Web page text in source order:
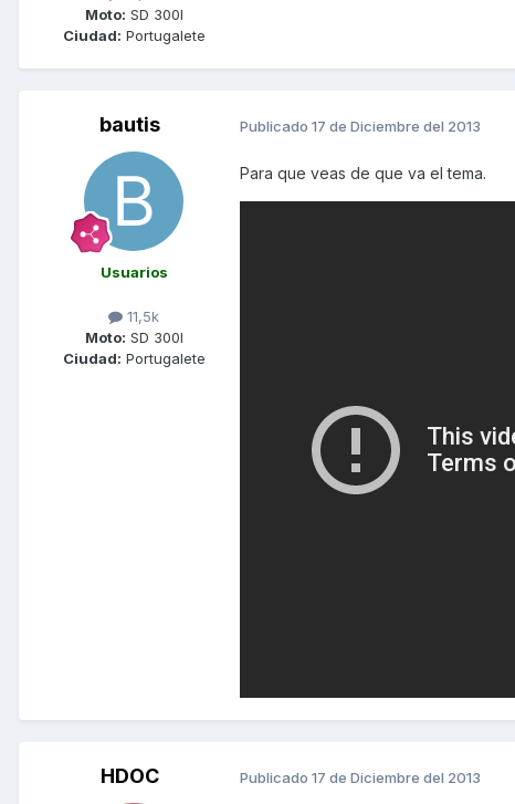
Moto: SD 300I
Ciudad: Portugalete
bautis
Usuarios
11,5k
Moto: SD 300I
Ciudad: Portugalete
Publicado 17 de Diciembre del 2013
Para que veas de que va el tema.
HDOC Publicado 17 de Diciembre del 2013